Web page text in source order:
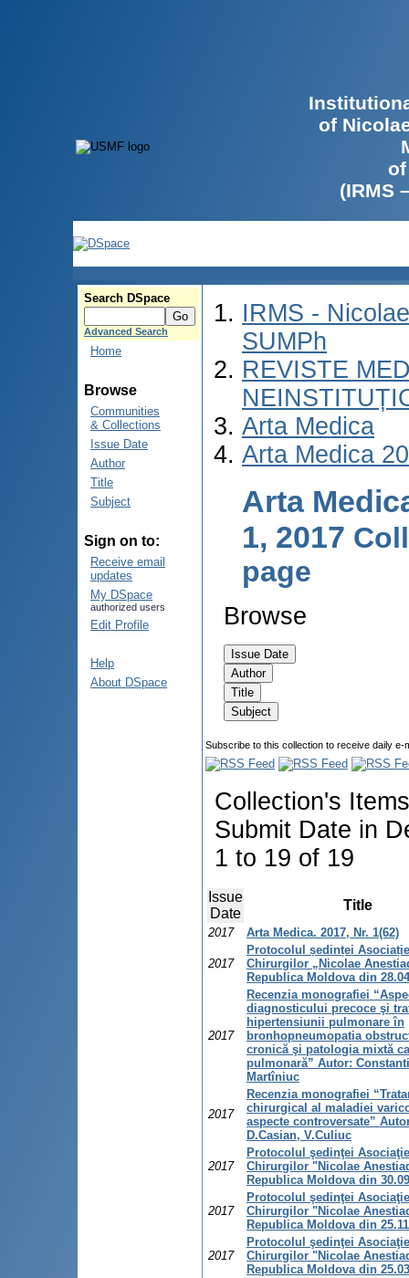
of
(IRMS
Search DSpace
Advanced Search
Home
Browse
Communities
& Collections
Issue Date
Author
Title
Subject
Sign on to:
Receive email
updates
My DSpace
authorized users
Edit Profile
Help
About DSpace
IRMS -
SUMPh
REVISTE
Arta Medica
Arta Medica
Arta
1, 2017
page
Browse
Subscribe to this collection to receive daily
Collection's
Submit Date in
1 to 19 of 19
Issue
Date
Title
2017 Arta Medica. 2017, Nr. 1(62)
2017
Protocolul ședinței
Chirurgilor „Nicolae
Republica Moldova din
2017
Recenzia monografiei
diagnosticului precoce şi
hipertensiunii pulmonare în
bronhopneumopatia
cronică şi patologia mixtă
pulmonară” Autor:
Martîniuc
2017
Recenzia monografiei
chirurgical al maladiei
aspecte controversate”
D.Casian, V.Culiuc
2017
Protocolul şedinţei
Chirurgilor "Nicolae
Republica Moldova din
2017
Protocolul şedinţei
Chirurgilor "Nicolae
Republica Moldova din
2017
Protocolul şedinţei
Chirurgilor "Nicolae
Republica Moldova din